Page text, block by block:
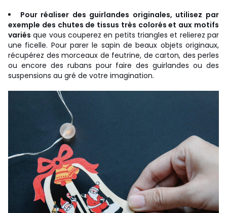
Pour réaliser des guirlandes originales, utilisez par
exemple des chutes de tissus très colorés et aux motifs
variés que vous couperez en petits triangles et relierez par
une ficelle. Pour parer le sapin de beaux objets originaux,
récupérez des morceaux de feutrine, de carton, des perles
ou encore des rubans pour faire des guirlandes ou des
suspensions au gré de votre imagination.